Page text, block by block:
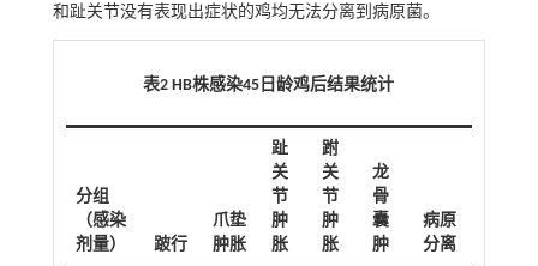
和趾关节没有表现出症状的鸡均无法分离到病原菌。
表2 HB株感染45日龄鸡后结果统计
分组
（感染
剂量）
跛行
爪垫
肿胀
趾
关
节
肿
胀
跗
关
节
肿
胀
龙
骨
囊
肿
病原
分离